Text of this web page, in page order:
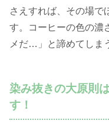
さえすれば、その場で
す。コーヒーの色の濃
メだ…」と諦めてしま
染み抜きの大原則
す！